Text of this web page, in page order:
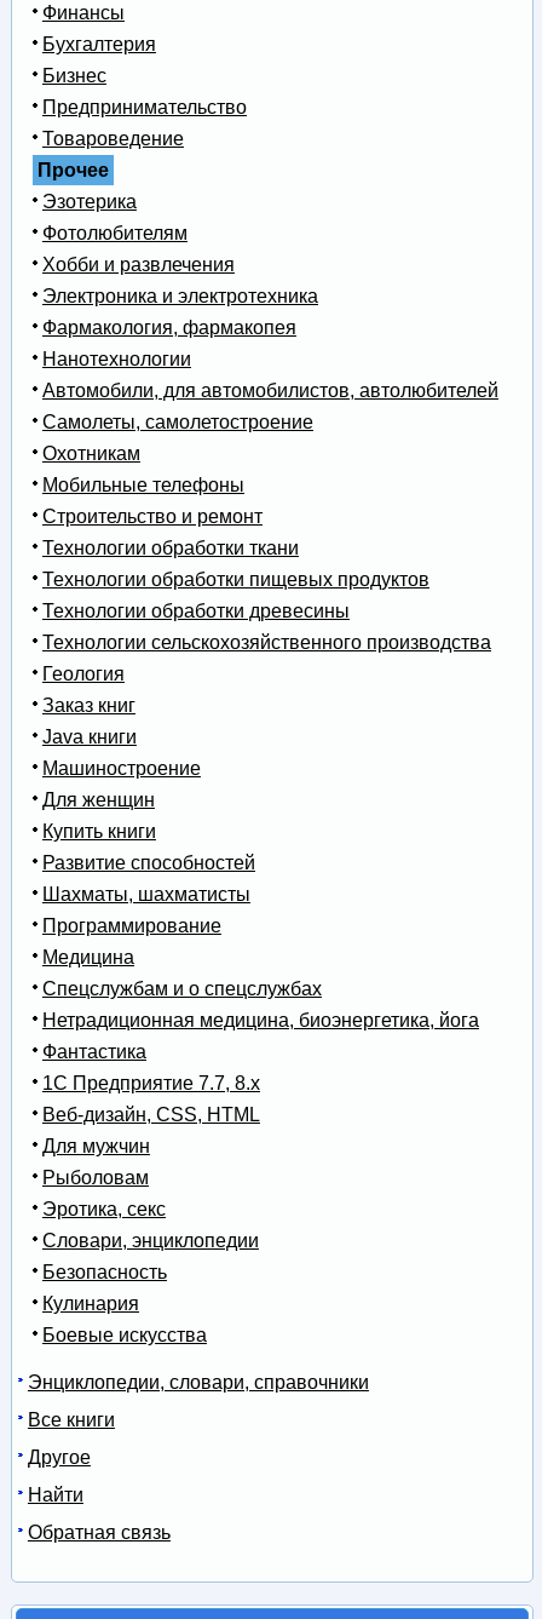
Финансы
Бухгалтерия
Бизнес
Предпринимательство
Товароведение
Прочее
Эзотерика
Фотолюбителям
Хобби и развлечения
Электроника и электротехника
Фармакология, фармакопея
Нанотехнологии
Автомобили, для автомобилистов, автолюбителей
Самолеты, самолетостроение
Охотникам
Мобильные телефоны
Строительство и ремонт
Технологии обработки ткани
Технологии обработки пищевых продуктов
Технологии обработки древесины
Технологии сельскохозяйственного производства
Геология
Заказ книг
Java книги
Машиностроение
Для женщин
Купить книги
Развитие способностей
Шахматы, шахматисты
Программирование
Медицина
Спецслужбам и о спецслужбах
Нетрадиционная медицина, биоэнергетика, йога
Фантастика
1С Предприятие 7.7, 8.x
Веб-дизайн, CSS, HTML
Для мужчин
Рыболовам
Эротика, секс
Словари, энциклопедии
Безопасность
Кулинария
Боевые искусства
Энциклопедии, словари, справочники
Все книги
Другое
Найти
Обратная связь